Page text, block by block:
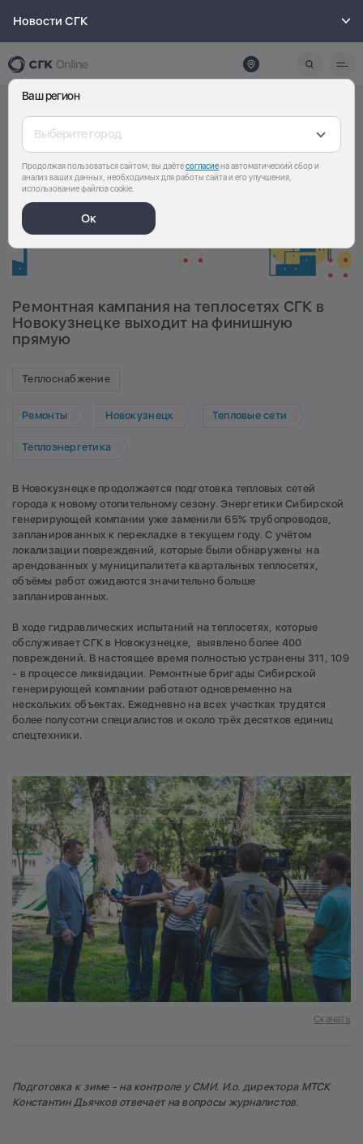
Новости СГК
Ваш регион
Выберите город
Продолжая пользоваться сайтом, вы даётесогласиена автоматический сбор и
анализ ваших данных, необходимых для работы сайта и его улучшения,
использование файлов cookie.
Ок
Ремонтная кампания на теплосетях СГК в
Новокузнецке выходит на финишную
прямую
Теплоснабжение
Ремонты Новокузнецк Тепловые сети
Теплоэнергетика
В Новокузнецке продолжается подготовка тепловых сетей
города к новому отопительному сезону. Энергетики Сибирской
генерирующей компании уже заменили 65% трубопроводов,
запланированных к перекладке в текущем году. С учётом
локализации повреждений, которые были обнаружены на
арендованных у муниципалитета квартальных теплосетях,
объёмы работ ожидаются значительно больше
запланированных.
В ходе гидравлических испытаний на теплосетях, которые
обслуживает СГК в Новокузнецке, выявлено более 400
повреждений. В настоящее время полностью устранены 311, 109
- в процессе ликвидации. Ремонтные бригады Сибирской
генерирующей компании работают одновременно на
нескольких объектах. Ежедневно на всех участках трудятся
более полусотни специалистов и около трёх десятков единиц
спецтехники.
Скачать
Подготовка к зиме - на контроле у СМИ. И.о. директора МТСК
Константин Дьячков отвечает на вопросы журналистов.